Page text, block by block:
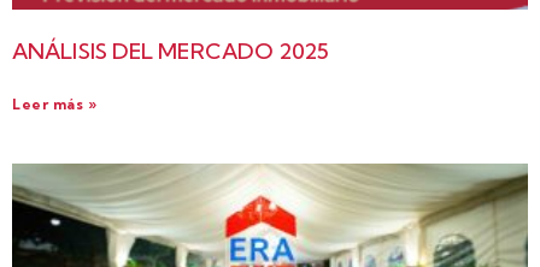
ANÁLISIS DEL MERCADO 2025
Leer más »